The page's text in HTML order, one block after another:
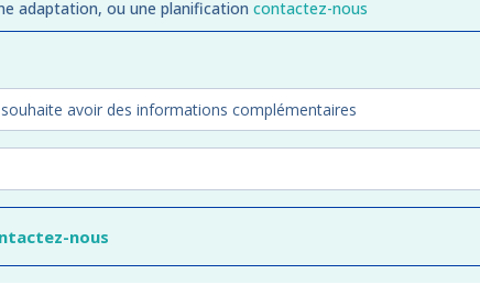
adaptation, ou une planification contactez-nous
nous